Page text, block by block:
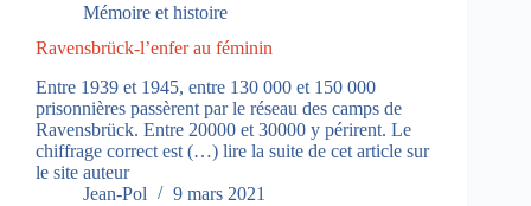
Mémoire et histoire
Ravensbrück-l’enfer au féminin
Entre 1939 et 1945, entre 130 000 et 150 000
prisonnières passèrent par le réseau des camps de
Ravensbrück. Entre 20000 et 30000 y périrent. Le
chiffrage correct est (…) lire la suite de cet article sur
le site auteur
Jean-Pol
9 mars 2021